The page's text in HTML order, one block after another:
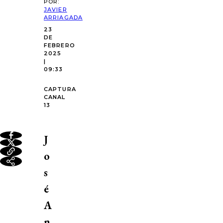
POR:
JAVIER
ARRIAGADA
23
DE
FEBRERO
2025
|
09:33
CAPTURA
CANAL
13
J
o
s
é
A